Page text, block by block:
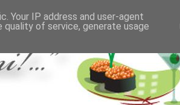
Your IP address and user-agent
of service, generate usage